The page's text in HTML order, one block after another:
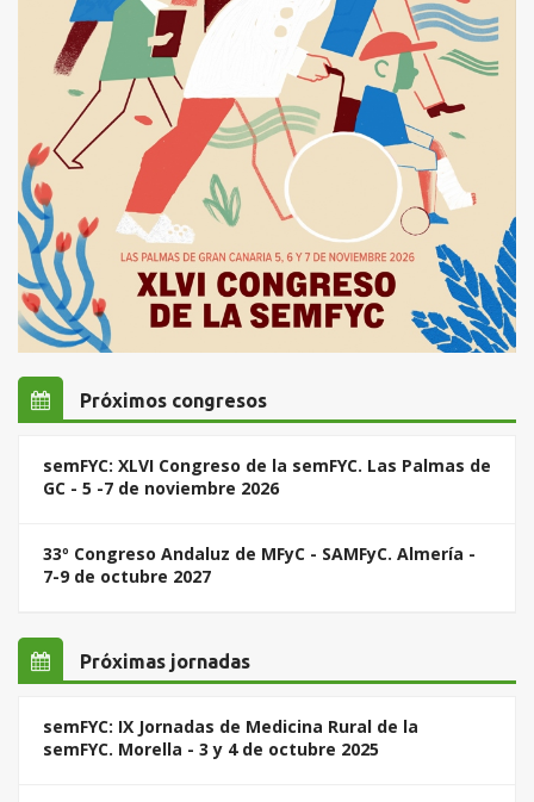
Próximos congresos
semFYC: XLVI Congreso de la semFYC. Las Palmas de
GC - 5 -7 de noviembre 2026
33º Congreso Andaluz de MFyC - SAMFyC. Almería -
7-9 de octubre 2027
Próximas jornadas
semFYC: IX Jornadas de Medicina Rural de la
semFYC. Morella - 3 y 4 de octubre 2025